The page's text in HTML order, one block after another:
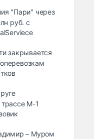
"Пари" через
руб. с
закрывается
М-1
– Муром